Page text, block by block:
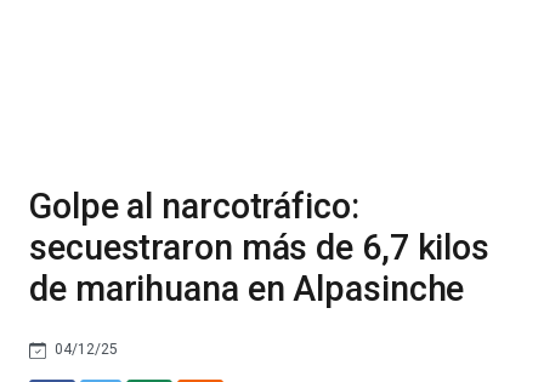
Golpe al narcotráfico:
secuestraron más de 6,7 kilos
de marihuana en Alpasinche
04/12/25